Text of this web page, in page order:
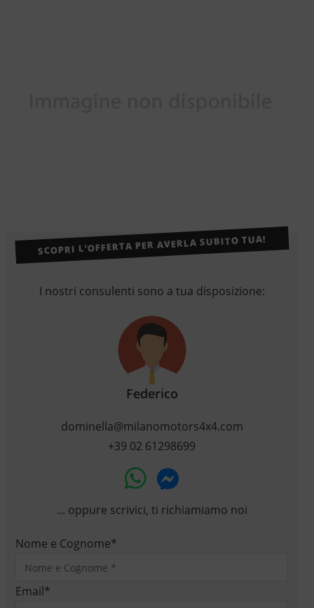
SCOPRI L’OFFERTA PER AVERLA SUBITO TUA!
I nostri consulenti sono a tua disposizione:
Federico
dominella@milanomotors4x4.com
+39 02 61298699
... oppure scrivici, ti richiamiamo noi
Nome e Cognome*
Email*